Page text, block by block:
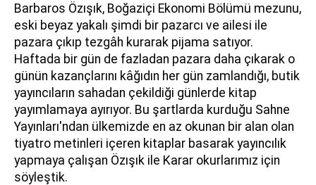
Barbaros Özışık, Boğaziçi Ekonomi Bölümü mezunu,
eski beyaz yakalı şimdi bir pazarcı ve ailesi ile
pazara çıkıp tezgâh kurarak pijama satıyor.
Haftada bir gün de fazladan pazara daha çıkarak o
günün kazançlarını kâğıdın her gün zamlandığı, butik
yayıncıların sahadan çekildiği günlerde kitap
yayımlamaya ayırıyor. Bu şartlarda kurduğu Sahne
Yayınları'ndan ülkemizde en az okunan bir alan olan
tiyatro metinleri içeren kitaplar basarak yayıncılık
yapmaya çalışan Özışık ile Karar okurlarımız için
söyleştik.